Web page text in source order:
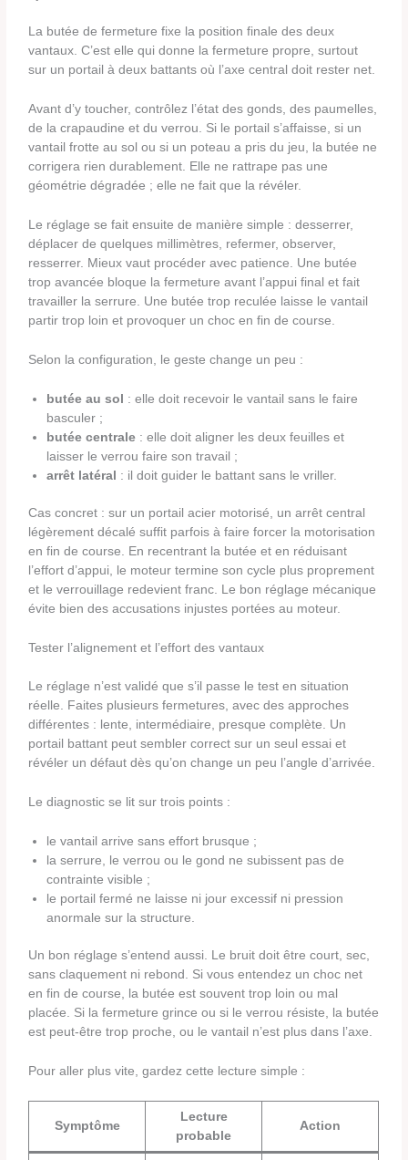
La butée de fermeture fixe la position finale des deux
vantaux. C’est elle qui donne la fermeture propre, surtout
sur un portail à deux battants où l’axe central doit rester net.
Avant d’y toucher, contrôlez l’état des gonds, des paumelles,
de la crapaudine et du verrou. Si le portail s’affaisse, si un
vantail frotte au sol ou si un poteau a pris du jeu, la butée ne
corrigera rien durablement. Elle ne rattrape pas une
géométrie dégradée ; elle ne fait que la révéler.
Le réglage se fait ensuite de manière simple : desserrer,
déplacer de quelques millimètres, refermer, observer,
resserrer. Mieux vaut procéder avec patience. Une butée
trop avancée bloque la fermeture avant l’appui final et fait
travailler la serrure. Une butée trop reculée laisse le vantail
partir trop loin et provoquer un choc en fin de course.
Selon la configuration, le geste change un peu :
butée au sol
: elle doit recevoir le vantail sans le faire
basculer ;
butée centrale : elle doit aligner les deux feuilles et
laisser le verrou faire son travail ;
arrêt latéral : il doit guider le battant sans le vriller.
Cas concret : sur un portail acier motorisé, un arrêt central
légèrement décalé suffit parfois à faire forcer la motorisation
en fin de course. En recentrant la butée et en réduisant
l’effort d’appui, le moteur termine son cycle plus proprement
et le verrouillage redevient franc. Le bon réglage mécanique
évite bien des accusations injustes portées au moteur.
Tester l’alignement et l’effort des vantaux
Le réglage n’est validé que s’il passe le test en situation
réelle. Faites plusieurs fermetures, avec des approches
différentes : lente, intermédiaire, presque complète. Un
portail battant peut sembler correct sur un seul essai et
révéler un défaut dès qu’on change un peu l’angle d’arrivée.
Le diagnostic se lit sur trois points :
le vantail arrive sans effort brusque ;
la serrure, le verrou ou le gond ne subissent pas de
contrainte visible ;
le portail fermé ne laisse ni jour excessif ni pression
anormale sur la structure.
Un bon réglage s’entend aussi. Le bruit doit être court, sec,
sans claquement ni rebond. Si vous entendez un choc net
en fin de course, la butée est souvent trop loin ou mal
placée. Si la fermeture grince ou si le verrou résiste, la butée
est peut-être trop proche, ou le vantail n’est plus dans l’axe.
Pour aller plus vite, gardez cette lecture simple :
Symptôme
Lecture
probable
Action